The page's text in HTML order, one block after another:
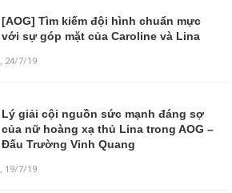
[AOG] Tìm kiếm đội hình chuẩn mực
với sự góp mặt của Caroline và Lina
, 24/7/19
Lý giải cội nguồn sức mạnh đáng sợ
của nữ hoàng xạ thủ Lina trong AOG –
Đấu Trường Vinh Quang
, 19/7/19